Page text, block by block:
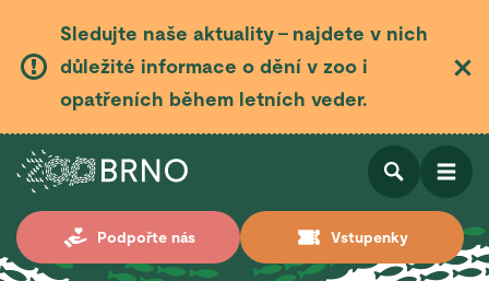
Sledujte naše aktuality – najdete v nich
důležité informace o dění v zoo i
opatřeních během letních veder.
Podpořte nás Vstupenky
Otevřít
Otevřít